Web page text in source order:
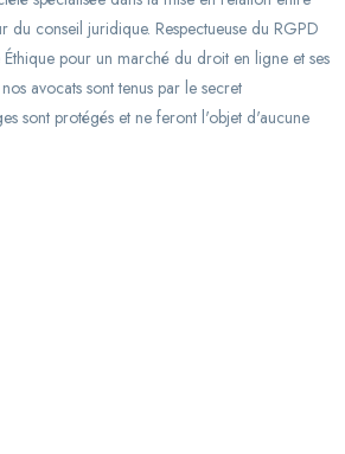
du conseil juridique. Respectueuse du RGPD
pour un marché du droit en ligne et ses
avocats sont tenus par le secret
sont protégés et ne feront l'objet d'aucune